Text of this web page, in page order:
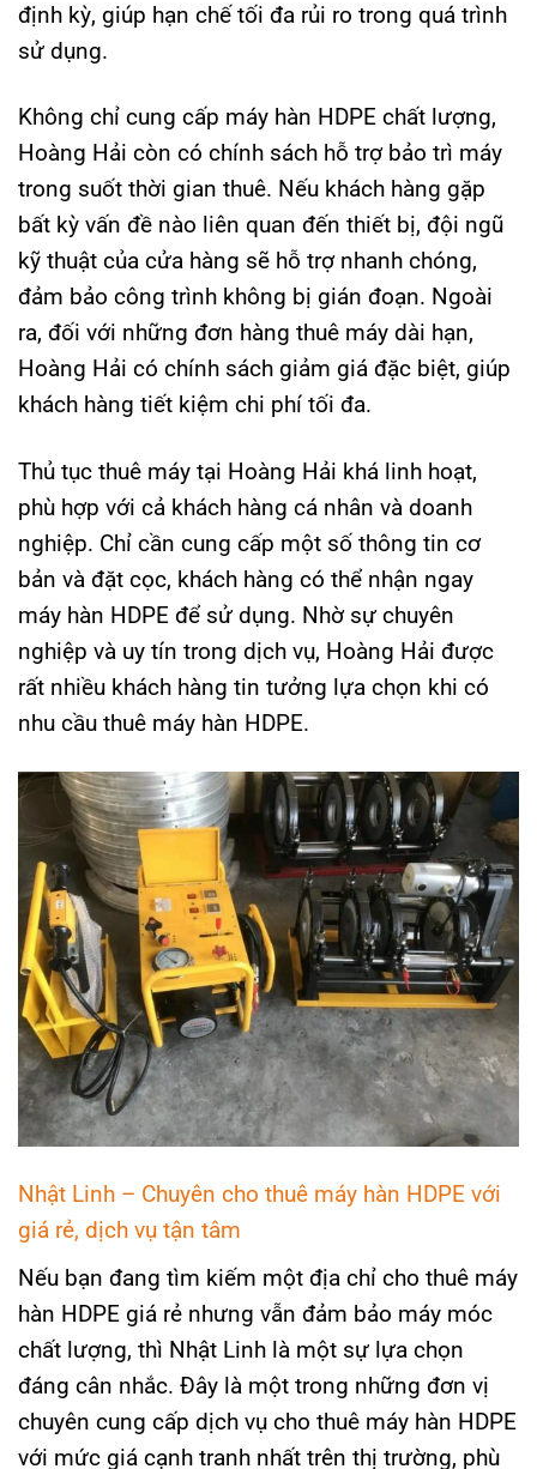
định kỳ, giúp hạn chế tối đa rủi ro trong quá trình
sử dụng.
Không chỉ cung cấp máy hàn HDPE chất lượng,
Hoàng Hải còn có chính sách hỗ trợ bảo trì máy
trong suốt thời gian thuê. Nếu khách hàng gặp
bất kỳ vấn đề nào liên quan đến thiết bị, đội ngũ
kỹ thuật của cửa hàng sẽ hỗ trợ nhanh chóng,
đảm bảo công trình không bị gián đoạn. Ngoài
ra, đối với những đơn hàng thuê máy dài hạn,
Hoàng Hải có chính sách giảm giá đặc biệt, giúp
khách hàng tiết kiệm chi phí tối đa.
Thủ tục thuê máy tại Hoàng Hải khá linh hoạt,
phù hợp với cả khách hàng cá nhân và doanh
nghiệp. Chỉ cần cung cấp một số thông tin cơ
bản và đặt cọc, khách hàng có thể nhận ngay
máy hàn HDPE để sử dụng. Nhờ sự chuyên
nghiệp và uy tín trong dịch vụ, Hoàng Hải được
rất nhiều khách hàng tin tưởng lựa chọn khi có
nhu cầu thuê máy hàn HDPE.
Nhật Linh – Chuyên cho thuê máy hàn HDPE với
giá rẻ, dịch vụ tận tâm
Nếu bạn đang tìm kiếm một địa chỉ cho thuê máy
hàn HDPE giá rẻ nhưng vẫn đảm bảo máy móc
chất lượng, thì Nhật Linh là một sự lựa chọn
đáng cân nhắc. Đây là một trong những đơn vị
chuyên cung cấp dịch vụ cho thuê máy hàn HDPE
với mức giá cạnh tranh nhất trên thị trường, phù